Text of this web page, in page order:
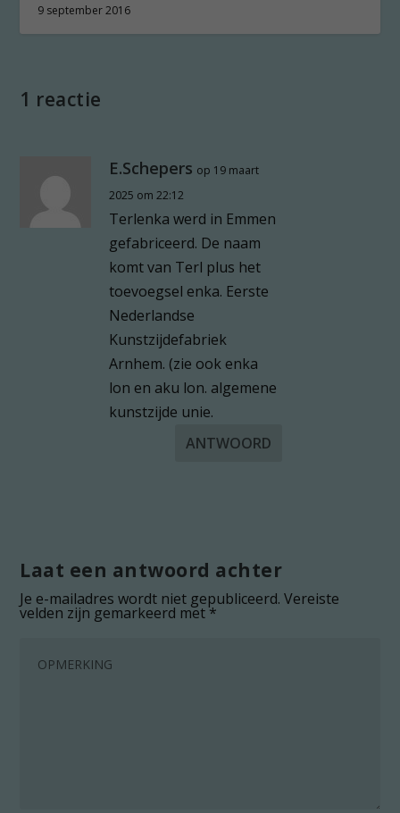
9 september 2016
1 reactie
E.Schepers op 19 maart
2025 om 22:12
Terlenka werd in Emmen
gefabriceerd. De naam
komt van Terl plus het
toevoegsel enka. Eerste
Nederlandse
Kunstzijdefabriek
Arnhem. (zie ook enka
lon en aku lon. algemene
kunstzijde unie.
ANTWOORD
Laat een antwoord achter
Je e-mailadres wordt niet gepubliceerd. Vereiste
velden zijn gemarkeerd met*